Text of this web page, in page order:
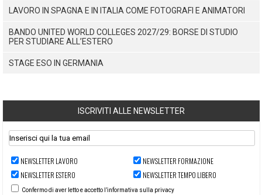
LAVORO IN SPAGNA E IN ITALIA COME FOTOGRAFI E ANIMATORI
BANDO UNITED WORLD COLLEGES 2027/29: BORSE DI STUDIO
PER STUDIARE ALL’ESTERO
STAGE ESO IN GERMANIA
ISCRIVITI ALLE NEWSLETTER
NEWSLETTER LAVORO
NEWSLETTER FORMAZIONE
NEWSLETTER ESTERO
NEWSLETTER TEMPO LIBERO
Confermo di aver letto e accetto l’informativa sulla privacy